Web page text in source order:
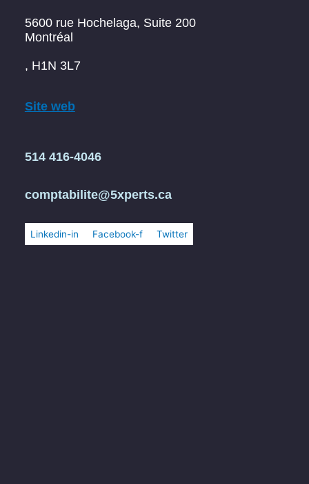
5600 rue Hochelaga, Suite 200
Montréal
, H1N 3L7
Site web
514 416-4046
comptabilite@5xperts.ca
Linkedin-in Facebook-f Twitter